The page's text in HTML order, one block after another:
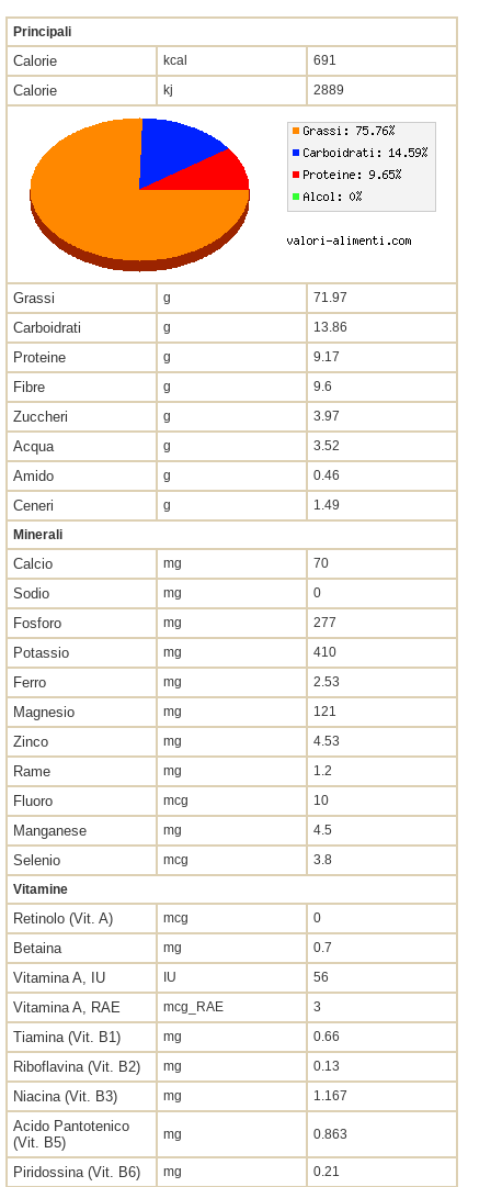
Principali
Calorie kcal 691
Calorie kj 2889
Grassi g 71.97
Carboidrati g 13.86
Proteine g 9.17
Fibre g 9.6
Zuccheri g 3.97
Acqua g 3.52
Amido g 0.46
Ceneri g
1.49
Minerali
Calcio mg 70
Sodio mg 0
Fosforo mg 277
Potassio mg 410
Ferro mg 2.53
Magnesio mg 121
Zinco mg 4.53
Rame mg 1.2
Fluoro mcg 10
Manganese mg 4.5
Selenio mcg
3.8
Vitamine
Retinolo (Vit. A) mcg 0
Betaina mg 0.7
Vitamina A, IU IU 56
Vitamina A, RAE mcg_RAE 3
Tiamina (Vit. B1) mg 0.66
Riboflavina (Vit. B2) mg 0.13
Niacina (Vit. B3) mg 1.167
Acido Pantotenico
(Vit. B5)
mg 0.863
Piridossina (Vit. B6) mg 0.21